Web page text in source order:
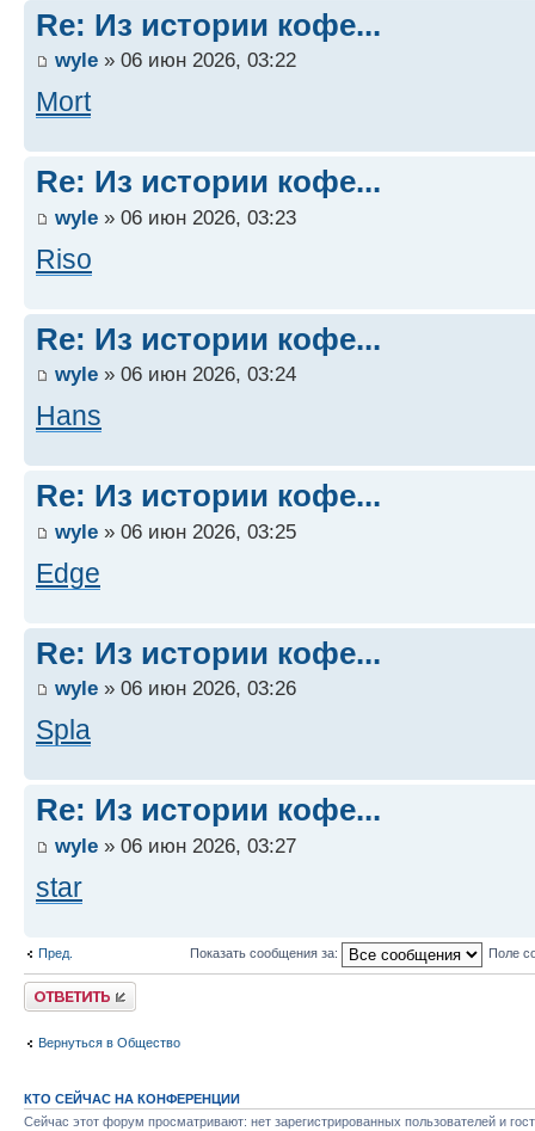
Re: Из истории кофе...
wyle » 06 июн 2026, 03:22
Mort
Re: Из истории кофе...
wyle » 06 июн 2026, 03:23
Riso
Re: Из истории кофе...
wyle » 06 июн 2026, 03:24
Hans
Re: Из истории кофе...
wyle » 06 июн 2026, 03:25
Edge
Re: Из истории кофе...
wyle » 06 июн 2026, 03:26
Spla
Re: Из истории кофе...
wyle » 06 июн 2026, 03:27
star
Пред. Показать сообщения за: Поле
Ответить
Вернуться в Общество
КТО СЕЙЧАС НА КОНФЕРЕНЦИИ
Сейчас этот форум просматривают: нет зарегистрированных пользователей и